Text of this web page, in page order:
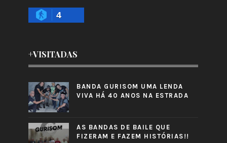
4
+VISITADAS
BANDA GURISOM UMA LENDA
VIVA HÁ 40 ANOS NA ESTRADA
AS BANDAS DE BAILE QUE
FIZERAM E FAZEM HISTÓRIAS!!